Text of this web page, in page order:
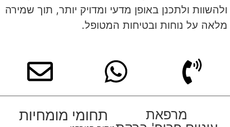
ולהשוות ולתכנן באופן מדעי ומדויק יותר, תוך שמירה
מלאה על נוחות ובטיחות המטופל.
מרפאת
תחומי מומחיות